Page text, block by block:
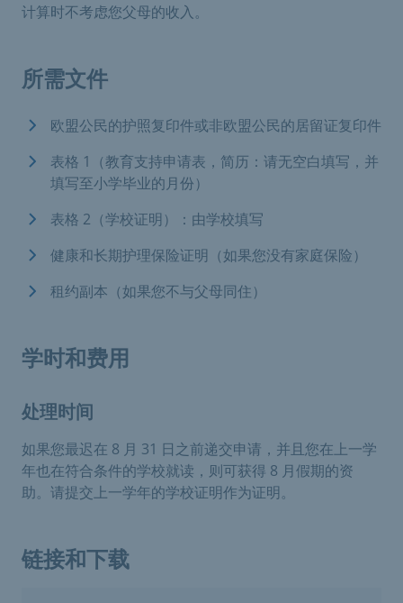
计算时不考虑您父母的收入。
所需文件
欧盟公民的护照复印件或非欧盟公民的居留证复印件
表格 1（教育支持申请表，简历：请无空白填写，并
填写至小学毕业的月份）
表格 2（学校证明）：由学校填写
健康和长期护理保险证明（如果您没有家庭保险）
租约副本（如果您不与父母同住）
学时和费用
处理时间
如果您最迟在 8 月 31 日之前递交申请，并且您在上一学
年也在符合条件的学校就读，则可获得 8 月假期的资
助。请提交上一学年的学校证明作为证明。
链接和下载